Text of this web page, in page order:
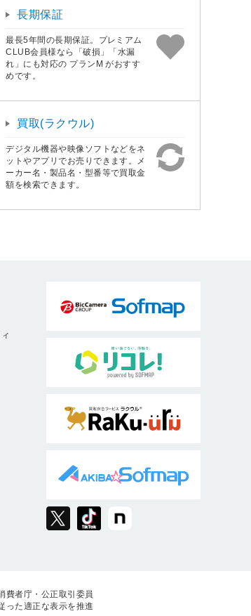
長期保証
最長5年間の長期保証。プレミアム
CLUB会員様なら「破損」「水漏
れ」にも対応の プランM がおすす
めです。
買取(ラクウル)
デジタル機器や映像ソフトなどをネ
ットやアプリでお売りできます。メ
ーカー名・製品名・型番等で買取金
額を検索できます。
費者庁・公正取引委員
った適正な表示を推進